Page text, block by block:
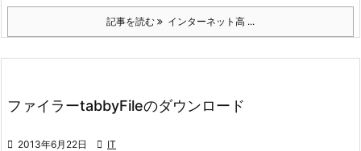
記事を読む インターネット高 ...
ファイラーtabbyFileのダウンロード
 2013年6月22日  IT